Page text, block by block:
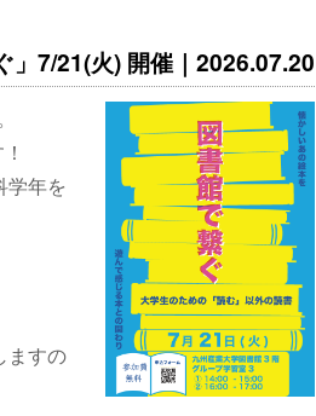
」7/21(火) 開催｜2026.07.20
学年を
ますの